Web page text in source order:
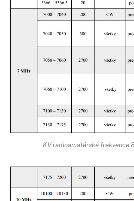
KV radioamatérské frekvence